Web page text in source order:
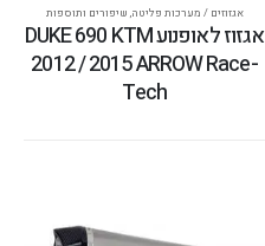
אגזוזים / מערכות פליטה, שיפורים ותוספות
אגזוז לאופנוע DUKE 690 KTM
2012 / 2015 ARROW Race-
Tech